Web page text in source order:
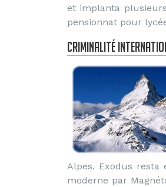
et implanta
pensionnat pour
Criminalité
Alpes. Exodus resta
moderne par